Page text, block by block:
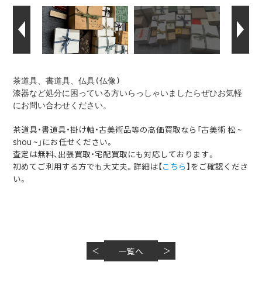
茶道具、書道具、仏具(仏像)
漆器など処分に困っている方いらっしゃいましたらぜひお気軽
にお問い合わせください。
茶道具・書道具・掛け軸・古美術品等の高価買取なら「古美術 松 ~
shou ~」にお任せください。
査定は無料、出張買取・宅配買取にも対応しております。
初めてご利用する方でも大丈夫。詳細は【こちら】をご確認くださ
い。
＜ 一覧へ ＞